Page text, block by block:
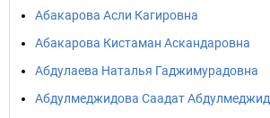
Абакарова Асли Кагировна
Абакарова Кистаман Аскандаровна
Абдулаева Наталья Гаджимурадовна
Абдулмеджидова Саадат